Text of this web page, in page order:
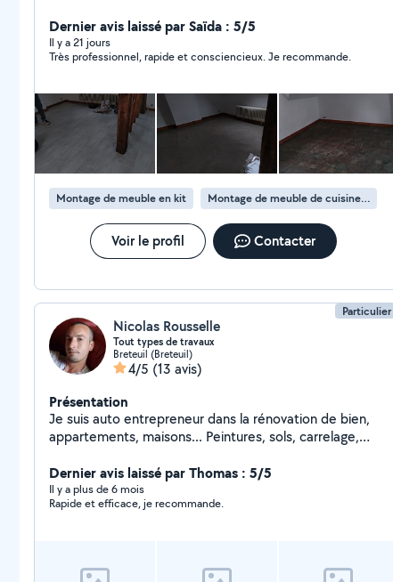
mes services aussi pour jardinage ou déménagement
évacuer des déchets
Dernier avis laissé par Saïda : 5/5
Il y a 21 jours
Très professionnel, rapide et consciencieux. Je recommande.
Montage de meuble en kit Montage de meuble de cuisine en kit
Voir le profil Contacter
Particulier
Nicolas Rousselle
Tout types de travaux
Breteuil (Breteuil)
4/5 (13 avis)
Présentation
Je suis auto entrepreneur dans la rénovation de bien,
appartements, maisons... Peintures, sols, carrelage,
de travaux intérieurs et extérieurs.
Dernier avis laissé par Thomas : 5/5
Il y a plus de 6 mois
Rapide et efficace, je recommande.